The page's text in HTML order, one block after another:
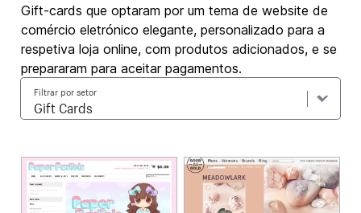
Gift-cards que optaram por um tema de website de
comércio eletrónico elegante, personalizado para a
respetiva loja online, com produtos adicionados, e se
prepararam para aceitar pagamentos.
Filtrar por setor